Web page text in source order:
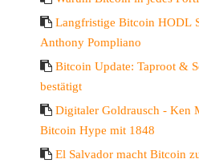
Langfristige Bitcoin HODL
Anthony Pompliano
Bitcoin Update: Taproot &
bestätigt
Digitaler Goldrausch - Ken
Bitcoin Hype mit 1848
El Salvador macht Bitcoin